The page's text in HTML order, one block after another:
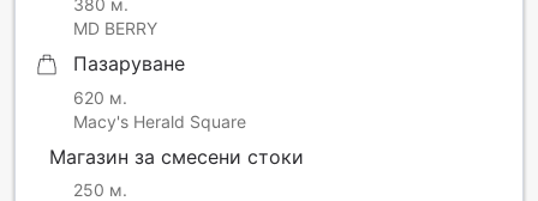
380 м.
MD BERRY
Пазаруване
620 м.
Macy's Herald Square
Магазин за смесени стоки
250 м.